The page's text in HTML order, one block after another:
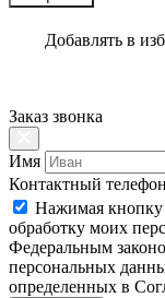
Добавлять в
Заказ звонка
Имя
Контактный телефон
Нажимая кнопку
обработку моих
Федеральным
персональных
определенных в